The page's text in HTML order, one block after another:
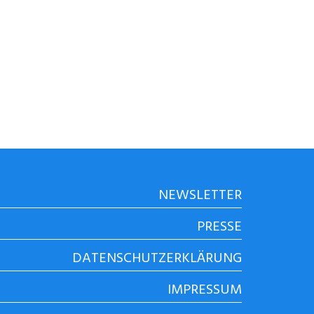
NEWSLETTER
PRESSE
DATENSCHUTZERKLÄRUNG
IMPRESSUM